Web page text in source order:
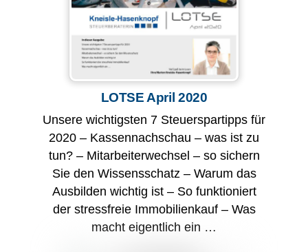
LOTSE April 2020
Unsere wichtigsten 7 Steuerspartipps für
2020 – Kassennachschau – was ist zu
tun? – Mitarbeiterwechsel – so sichern
Sie den Wissensschatz – Warum das
Ausbilden wichtig ist – So funktioniert
der stressfreie Immobilienkauf – Was
macht eigentlich ein …